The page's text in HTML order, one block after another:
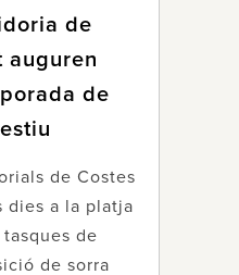
de
auguren
de
de Costes
dies a la platja
de
de sorra